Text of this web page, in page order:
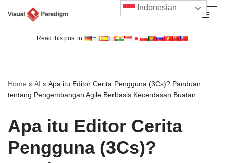
Read this post in:
Home »AI »Apa itu Editor Cerita Pengguna (3Cs)? Panduan
tentang Pengembangan Agile Berbasis Kecerdasan Buatan
Apa itu Editor Cerita
Pengguna (3Cs)?
Indonesian